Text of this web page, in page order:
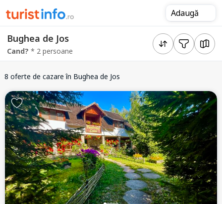
Adaugă
Bughea de Jos
Cand? * 2 persoane
8 oferte de cazareîn Bughea de Jos